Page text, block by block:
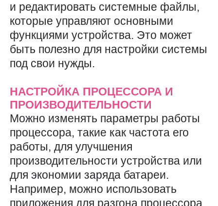
и редактировать системные файлы,
которые управляют основными
функциями устройства. Это может
быть полезно для настройки системы
под свои нужды.
НАСТРОЙКА ПРОЦЕССОРА И
ПРОИЗВОДИТЕЛЬНОСТИ
Можно изменять параметры работы
процессора, такие как частота его
работы, для улучшения
производительности устройства или
для экономии заряда батареи.
Например, можно использовать
приложения для разгона процессора